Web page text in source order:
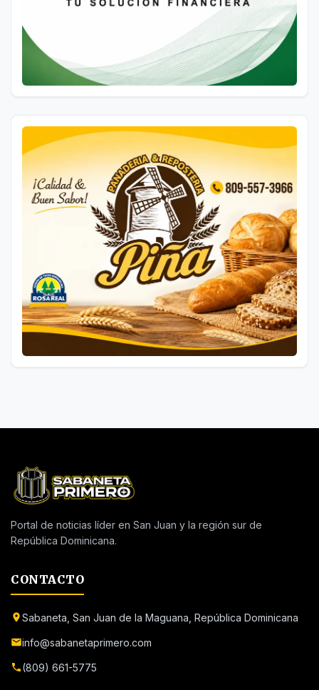
Portal de noticias líder en San Juan y la región sur de
República Dominicana.
CONTACTO
Sabaneta, San Juan de la Maguana, República Dominicana
info@sabanetaprimero.com
(809) 661-5775